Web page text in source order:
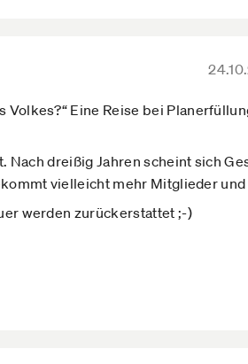
Eine Reise bei
Nach dreißig Jahren scheint sich
vielleicht mehr Mitglieder und
werden zurückerstattet ;-)